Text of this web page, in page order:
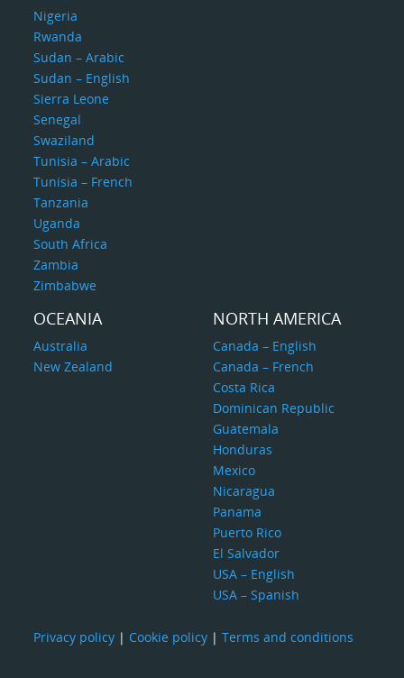
Nigeria
Rwanda
Sudan – Arabic
Sudan – English
Sierra Leone
Senegal
Swaziland
Tunisia – Arabic
Tunisia – French
Tanzania
Uganda
South Africa
Zambia
Zimbabwe
OCEANIA
Australia
New Zealand
NORTH AMERICA
Canada – English
Canada – French
Costa Rica
Dominican Republic
Guatemala
Honduras
Mexico
Nicaragua
Panama
Puerto Rico
El Salvador
USA – English
USA – Spanish
Privacy policy | Cookie policy |Terms and conditions